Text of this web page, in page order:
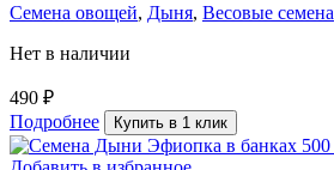
Семена овощей, Дыня, Весовые семена
Нет в наличии
490 ₽
Подробнее
Купить в 1 клик